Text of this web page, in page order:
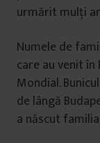
urmărit mulți
Numele de
care au venit
Mondial.
de lângă
a născut